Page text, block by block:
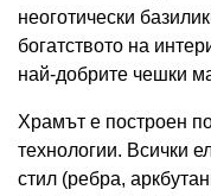
неоготически
богатството на
най-добрите чешки
Храмът е построен
технологии. Всички
стил (ребра,